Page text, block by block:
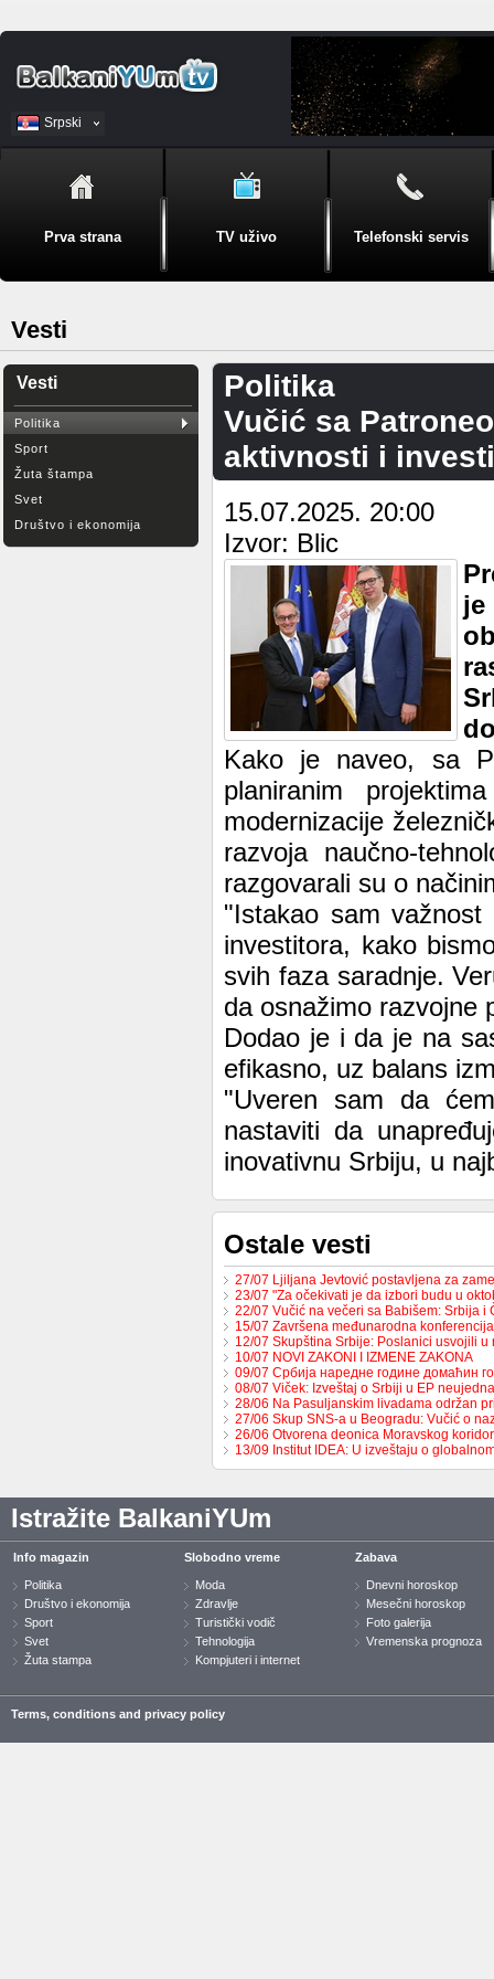
Srpski
BiH
Prva strana TV uživo Telefonski servis
Vesti
Vesti
Politika
Sport
Žuta štampa
Svet
Društvo i ekonomija
Politika
Vučić sa
aktivnosti i
15.07.2025. 20:00
Izvor: Blic
Kako je naveo, sa
planiranim
modernizacije
razvoja naučno-
razgovarali su o
"Istakao sam važnost
investitora, kako
svih faza saradnje.
da osnažimo razvojne
Dodao je i da je na
efikasno, uz balans
"Uveren sam da
nastaviti da
inovativnu Srbiju, u
Ostale vesti
27/07 Ljiljana Jevtović postavljena za
23/07 "Za očekivati je da izbori budu u
22/07 Vučić na večeri sa Babišem: Srbija
15/07 Završena međunarodna
12/07 Skupština Srbije: Poslanici usvojili
10/07 NOVI ZAKONI I IZMENE ZAKONA
09/07 Србија наредне године домаћин
08/07 Viček: Izveštaj o Srbiji u EP
28/06 Na Pasuljanskim livadama održan
27/06 Skup SNS-a u Beogradu: Vučić o
26/06 Otvorena deonica Moravskog
13/09 Institut IDEA: U izveštaju o
Istražite BalkaniYUm
Info magazin
Politika
Društvo i ekonomija
Sport
Svet
Žuta stampa
Slobodno vreme
Moda
Zdravlje
Turistički vodič
Tehnologija
Kompjuteri i internet
Zabava
Dnevni horoskop
Mesečni horoskop
Foto galerija
Vremenska prognoza
Terms, conditions and privacy policy